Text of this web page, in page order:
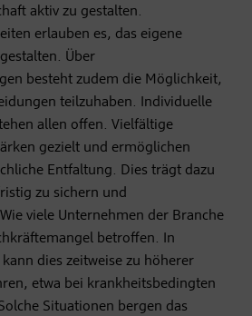
aktiv zu gestalten.
erlauben es, das eigene
Über
besteht zudem die Möglichkeit,
teilzuhaben. Individuelle
allen offen. Vielfältige
gezielt und ermöglichen
Entfaltung. Dies trägt dazu
zu sichern und
viele Unternehmen der Branche
betroffen. In
dies zeitweise zu höherer
etwa bei krankheitsbedingten
Situationen bergen das